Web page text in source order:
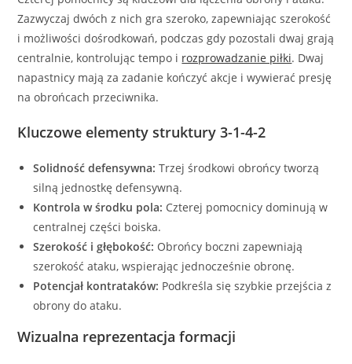
Zazwyczaj dwóch z nich gra szeroko, zapewniając szerokość
i możliwości dośrodkowań, podczas gdy pozostali dwaj grają
centralnie, kontrolując tempo i rozprowadzanie piłki. Dwaj
napastnicy mają za zadanie kończyć akcje i wywierać presję
na obrońcach przeciwnika.
Kluczowe elementy struktury 3-1-4-2
Solidność defensywna: Trzej środkowi obrońcy tworzą
silną jednostkę defensywną.
Kontrola w środku pola: Czterej pomocnicy dominują w
centralnej części boiska.
Szerokość i głębokość: Obrońcy boczni zapewniają
szerokość ataku, wspierając jednocześnie obronę.
Potencjał kontrataków: Podkreśla się szybkie przejścia z
obrony do ataku.
Wizualna reprezentacja formacji